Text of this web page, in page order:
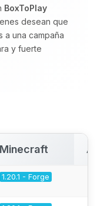
BoxToPlay
desean que
a una campaña
y fuerte
Minecraft
1.20.1 - Forge